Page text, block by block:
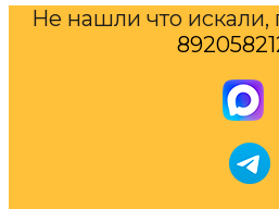
Не нашли что